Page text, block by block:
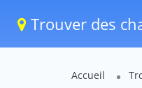
Trouver des
Accueil